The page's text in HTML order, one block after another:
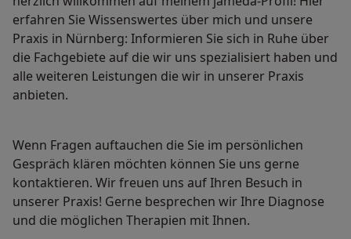
erfahren Sie Wissenswertes über mich und unsere
Praxis in Nürnberg: Informieren Sie sich in Ruhe über
die Fachgebiete auf die wir uns spezialisiert haben und
alle weiteren Leistungen die wir in unserer Praxis
anbieten.
Wenn Fragen auftauchen die Sie im persönlichen
Gespräch klären möchten können Sie uns gerne
kontaktieren. Wir freuen uns auf Ihren Besuch in
unserer Praxis! Gerne besprechen wir Ihre Diagnose
und die möglichen Therapien mit Ihnen.